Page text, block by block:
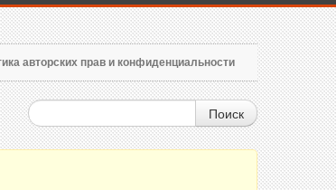
авторских прав и конфиденциальности
Поиск